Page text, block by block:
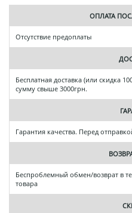
ОПЛАТА
Отсутствие предоплаты
Бесплатная доставка (или скидка
сумму свыше 3000грн.
Гарантия качества. Перед
Беспроблемный обмен/возврат в
товара